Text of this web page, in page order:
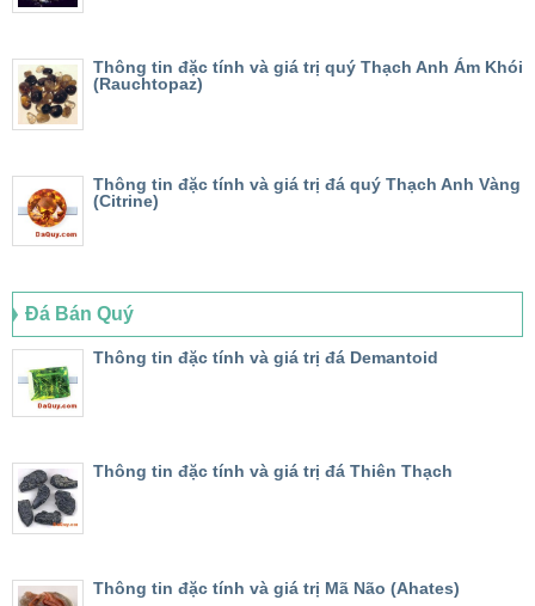
Thông tin đặc tính và giá trị quý Thạch Anh Ám Khói
(Rauchtopaz)
Thông tin đặc tính và giá trị đá quý Thạch Anh Vàng
(Citrine)
Đá Bán Quý
Thông tin đặc tính và giá trị đá Demantoid
Thông tin đặc tính và giá trị đá Thiên Thạch
Thông tin đặc tính và giá trị Mã Não (Ahates)